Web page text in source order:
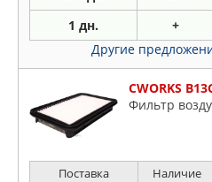
1 дн. +
Другие
CWORKS
Фильтр
Поставка Наличие